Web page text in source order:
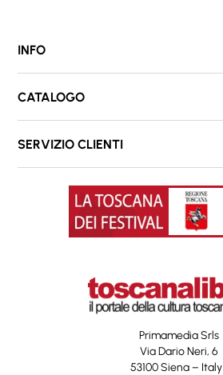
INFO
CATALOGO
SERVIZIO CLIENTI
Primamedia Srls
Via Dario Neri, 6
53100 Siena – Italy